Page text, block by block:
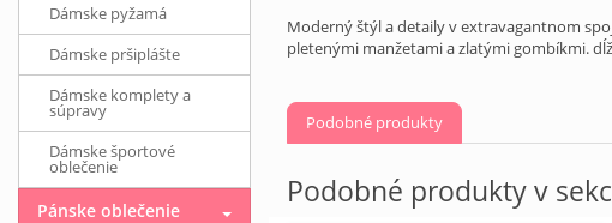
Moderný štýl a detaily v extravagantnom
pletenými manžetami a zlatými gombíkmi.
Podobné produkty
Podobné produkty v
Dámske pyžamá
Dámske pršiplášte
Dámske komplety a
súpravy
Dámske športové
oblečenie
Pánske oblečenie